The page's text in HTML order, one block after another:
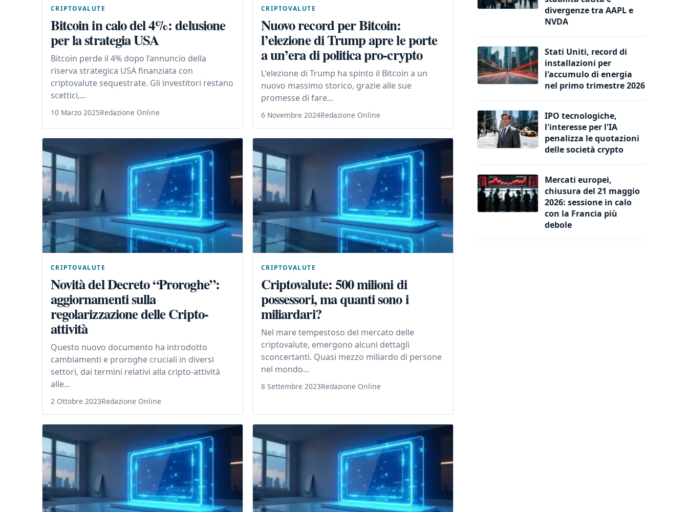
CRIPTOVALUTE
Bitcoin in calo del 4%: delusione
per la strategia USA
Bitcoin perde il 4% dopo l’annuncio della
riserva strategica USA finanziata con
criptovalute sequestrate. Gli investitori restano
scettici,...
10 Marzo 2025Redazione Online
CRIPTOVALUTE
Nuovo record per Bitcoin:
l’elezione di Trump apre le porte
a un’era di politica pro-crypto
L'elezione di Trump ha spinto il Bitcoin a un
nuovo massimo storico, grazie alle sue
promesse di fare...
6 Novembre 2024Redazione Online
CRIPTOVALUTE
Novità del Decreto “Proroghe”:
aggiornamenti sulla
regolarizzazione delle Cripto-
attività
Questo nuovo documento ha introdotto
cambiamenti e proroghe cruciali in diversi
settori, dai termini relativi alla cripto-attività
alle...
2 Ottobre 2023Redazione Online
CRIPTOVALUTE
Criptovalute: 500 milioni di
possessori, ma quanti sono i
miliardari?
Nel mare tempestoso del mercato delle
criptovalute, emergono alcuni dettagli
sconcertanti. Quasi mezzo miliardo di persone
nel mondo...
8 Settembre 2023Redazione Online
divergenze tra AAPL e
NVDA
Stati Uniti, record di
installazioni per
l'accumulo di energia
nel primo trimestre 2026
IPO tecnologiche,
l'interesse per l'IA
penalizza le quotazioni
delle società crypto
Mercati europei,
chiusura del 21 maggio
2026: sessione in calo
con la Francia più
debole